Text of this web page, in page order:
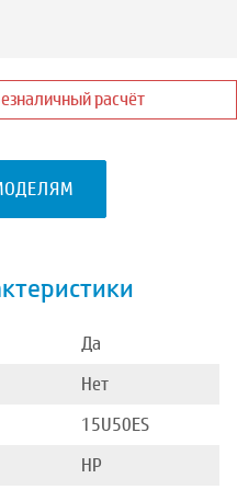
расчёт
Да
Нет
15U50ES
HP